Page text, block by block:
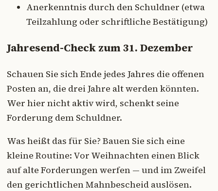
Anerkenntnis durch den Schuldner (etwa
Teilzahlung oder schriftliche Bestätigung)
Jahresend-Check zum 31. Dezember
Schauen Sie sich Ende jedes Jahres die offenen
Posten an, die drei Jahre alt werden könnten.
Wer hier nicht aktiv wird, schenkt seine
Forderung dem Schuldner.
Was heißt das für Sie? Bauen Sie sich eine
kleine Routine: Vor Weihnachten einen Blick
auf alte Forderungen werfen — und im Zweifel
den gerichtlichen Mahnbescheid auslösen.